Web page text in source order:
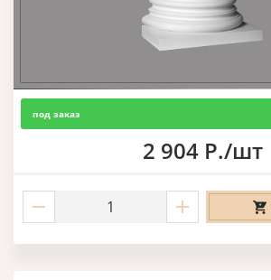
под заказ
2 904 Р./шт